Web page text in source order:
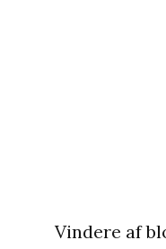
Vindere af